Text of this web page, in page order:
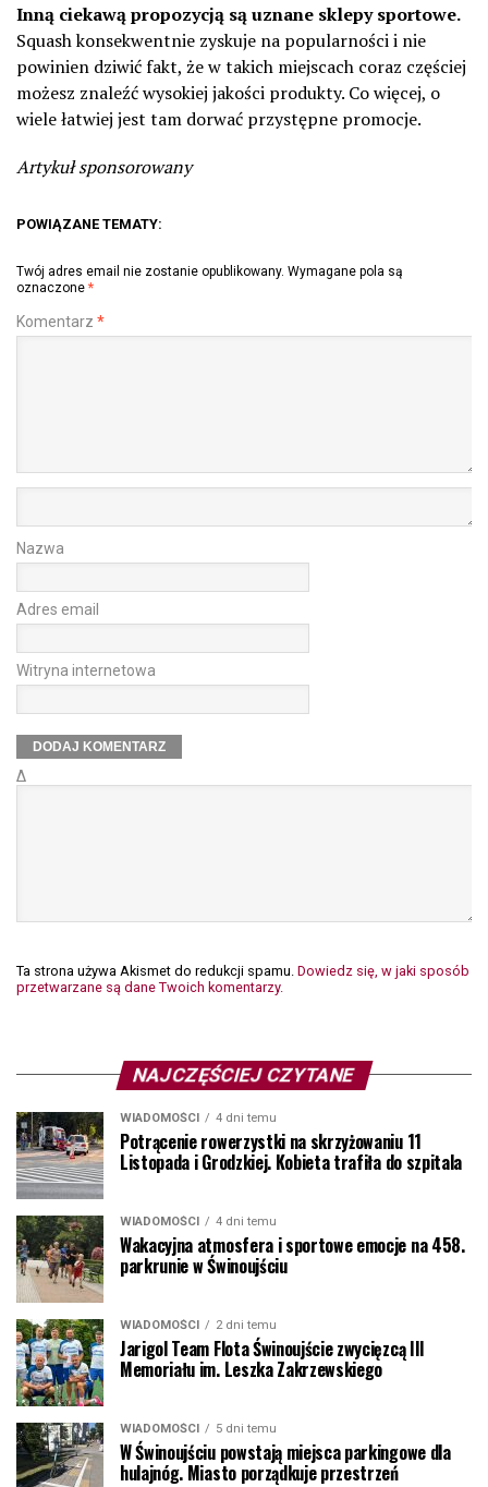
Inną ciekawą propozycją są uznane sklepy sportowe.
Squash konsekwentnie zyskuje na popularności i nie
powinien dziwić fakt, że w takich miejscach coraz częściej
możesz znaleźć wysokiej jakości produkty. Co więcej, o
wiele łatwiej jest tam dorwać przystępne promocje.
Artykuł sponsorowany
POWIĄZANE TEMATY:
Twój adres email nie zostanie opublikowany. Wymagane pola są
oznaczone *
Komentarz *
Nazwa
Adres email
Witryna internetowa
Δ
Ta strona używa Akismet do redukcji spamu. Dowiedz się, w jaki sposób
przetwarzane są dane Twoich komentarzy.
NAJCZĘŚCIEJ CZYTANE
WIADOMOŚCI 4 dni temu
Potrącenie rowerzystki na skrzyżowaniu 11
Listopada i Grodzkiej. Kobieta trafiła do szpitala
WIADOMOŚCI 4 dni temu
Wakacyjna atmosfera i sportowe emocje na 458.
parkrunie w Świnoujściu
WIADOMOŚCI 2 dni temu
Jarigol Team Flota Świnoujście zwycięzcą III
Memoriału im. Leszka Zakrzewskiego
WIADOMOŚCI 5 dni temu
W Świnoujściu powstają miejsca parkingowe dla
hulajnóg. Miasto porządkuje przestrzeń